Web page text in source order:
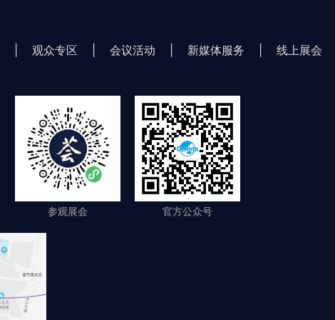
观众专区 会议活动 新媒体服务 线上展会
参观展会 官方公众号